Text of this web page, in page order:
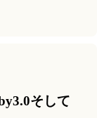
そして